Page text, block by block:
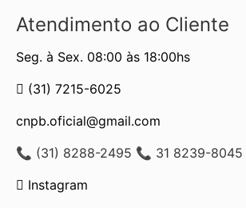
Atendimento ao Cliente
Seg. à Sex. 08:00 às 18:00hs
(31) 7215-6025
cnpb.oficial@gmail.com
📞 (31) 8288-2495 📞 31 8239-
Instagram